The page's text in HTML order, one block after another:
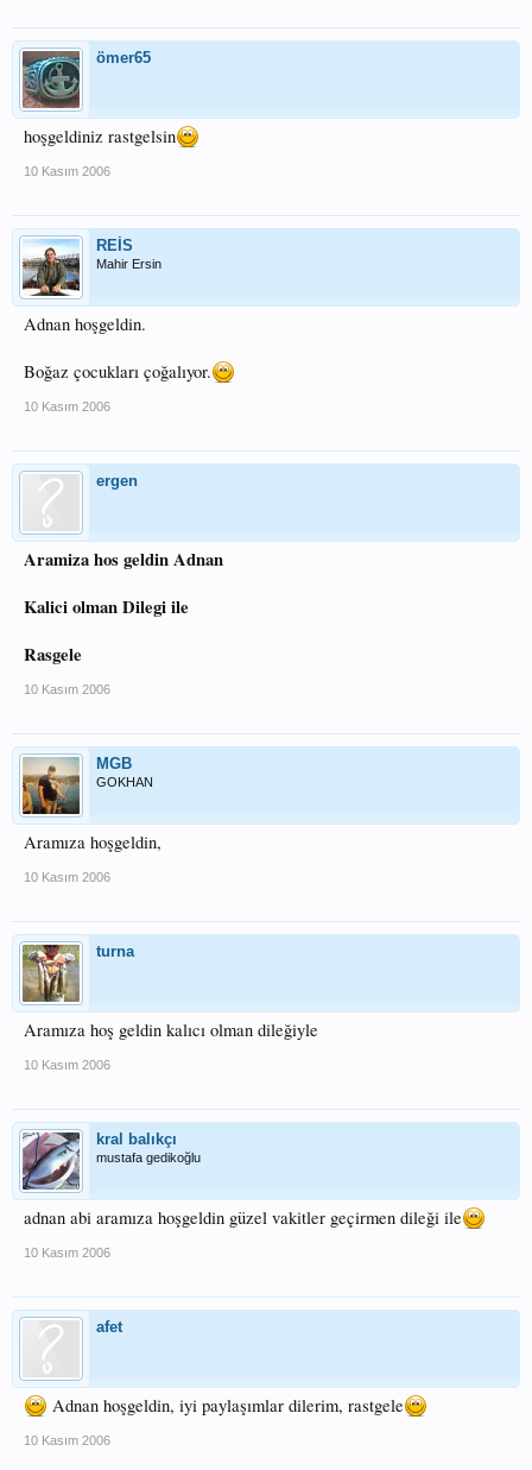
ömer65
hoşgeldiniz rastgelsin
10 Kasım 2006
REİS
Mahir Ersin
Adnan hoşgeldin.
Boğaz çocukları çoğalıyor.
10 Kasım 2006
ergen
Aramiza hos geldin Adnan
Kalici olman Dilegi ile
Rasgele
10 Kasım 2006
MGB
GOKHAN
Aramıza hoşgeldin,
10 Kasım 2006
turna
Aramıza hoş geldin kalıcı olman dileğiyle
10 Kasım 2006
kral balıkçı
mustafa gedikoğlu
adnan abi aramıza hoşgeldin güzel vakitler geçirmen dileği ile
10 Kasım 2006
afet
Adnan hoşgeldin, iyi paylaşımlar dilerim, rastgele
10 Kasım 2006